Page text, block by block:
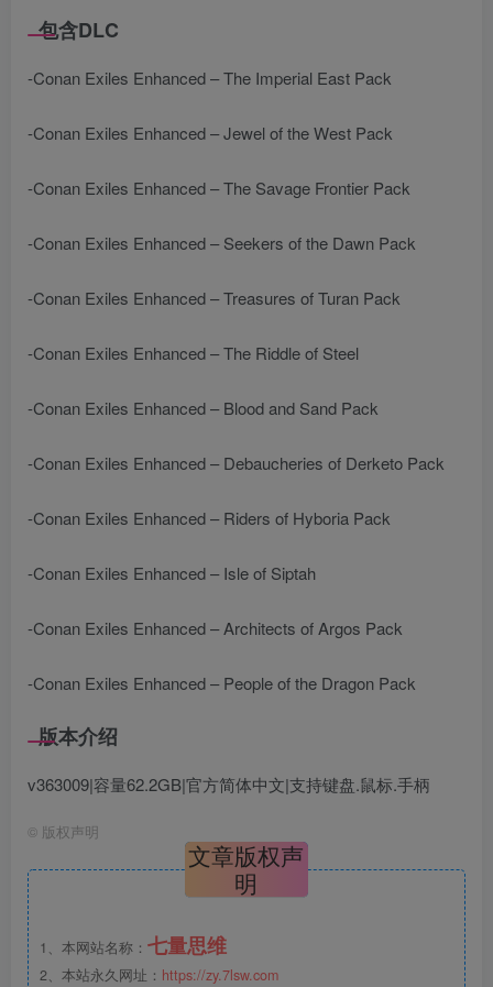
包含DLC
-Conan Exiles Enhanced – The Imperial East Pack
-Conan Exiles Enhanced – Jewel of the West Pack
-Conan Exiles Enhanced – The Savage Frontier Pack
-Conan Exiles Enhanced – Seekers of the Dawn Pack
-Conan Exiles Enhanced – Treasures of Turan Pack
-Conan Exiles Enhanced – The Riddle of Steel
-Conan Exiles Enhanced – Blood and Sand Pack
-Conan Exiles Enhanced – Debaucheries of Derketo Pack
-Conan Exiles Enhanced – Riders of Hyboria Pack
-Conan Exiles Enhanced – Isle of Siptah
-Conan Exiles Enhanced – Architects of Argos Pack
-Conan Exiles Enhanced – People of the Dragon Pack
版本介绍
v363009|容量62.2GB|官方简体中文|支持键盘.鼠标.手柄
© 版权声明
文章版权声
明
1、本网站名称： 七量思维
2、本站永久网址： https://zy.7lsw.com